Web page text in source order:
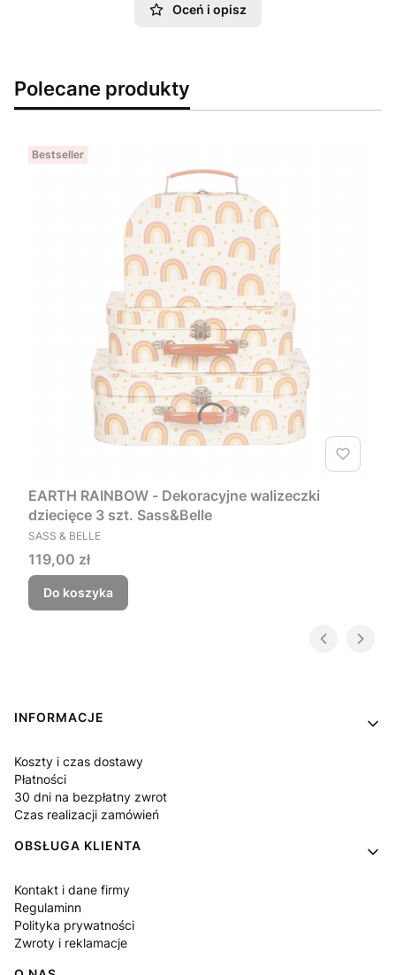
Oceń i opisz
Polecane produkty
Bestseller
EARTH RAINBOW - Dekoracyjne walizeczki
dziecięce 3 szt. Sass&Belle
PRODUCENT
SASS & BELLE
Cena
119,00 zł
Do koszyka
Linki w stopce
INFORMACJE
Koszty i czas dostawy
Płatności
30 dni na bezpłatny zwrot
Czas realizacji zamówień
OBSŁUGA KLIENTA
Kontakt i dane firmy
Regulaminn
Polityka prywatności
Zwroty i reklamacje